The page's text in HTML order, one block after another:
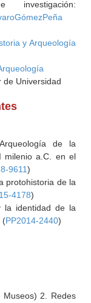
y Arqueología
de Universidad
de la
milenio a.C. en el
9611)
protohistoria de la
4178)
la identidad de la
(PP2014-2440)
Museos) 2. Redes